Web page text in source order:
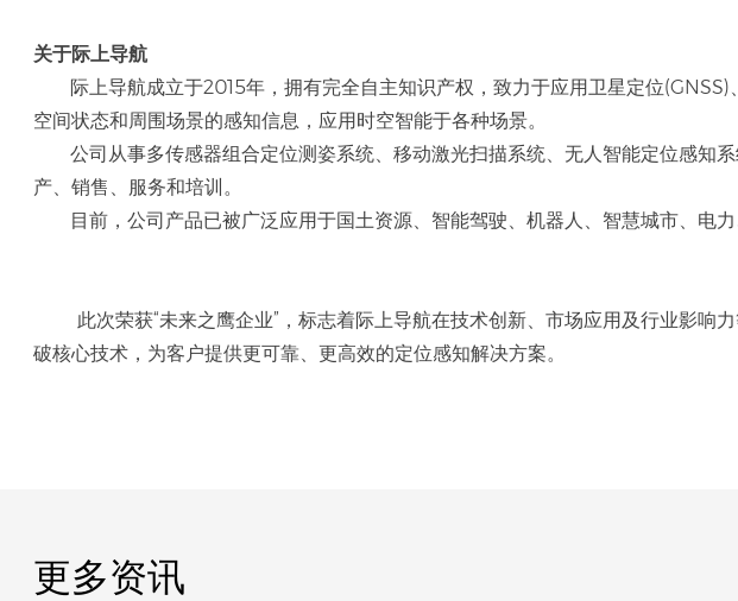
关于际上导航
际上导航成立于2015年，拥有完全自主知识产权，致力于应用卫星定位
空间状态和周围场景的感知信息，应用时空智能于各种场景。
公司从事多传感器组合定位测姿系统、移动激光扫描系统、无人智能定位感知
产、销售、服务和培训。
目前，公司产品已被广泛应用于国土资源、智能驾驶、机器人、智慧城市、电
此次荣获“未来之鹰企业”，标志着际上导航在技术创新、市场应用及行业影响
破核心技术，为客户提供更可靠、更高效的定位感知解决方案。
更多资讯